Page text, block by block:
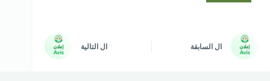
ال السابقة ال التالية